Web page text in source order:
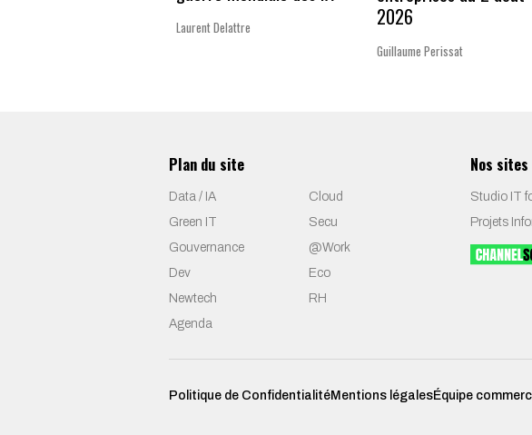
Laurent Delattre
2026
Guillaume Perissat
Plan du site
Data / IA
Cloud
Green IT
Secu
Gouvernance
@Work
Dev
Eco
Newtech
RH
Agenda
Nos sites
Studio IT
Projets
Politique de ConfidentialitéMentions légalesÉquipe